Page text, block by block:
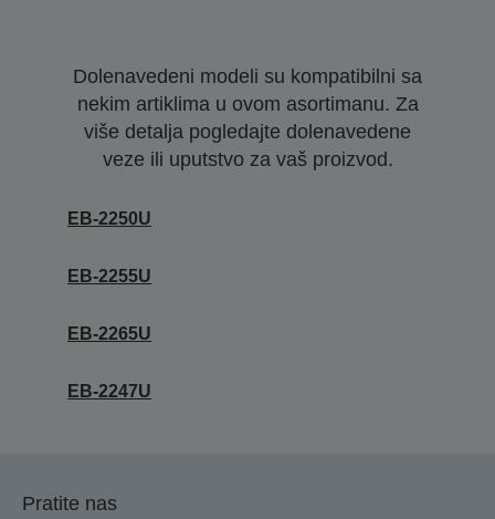
Dolenavedeni modeli su kompatibilni sa
nekim artiklima u ovom asortimanu. Za
više detalja pogledajte dolenavedene
veze ili uputstvo za vaš proizvod.
EB-2250U
EB-2255U
EB-2265U
EB-2247U
Pratite nas